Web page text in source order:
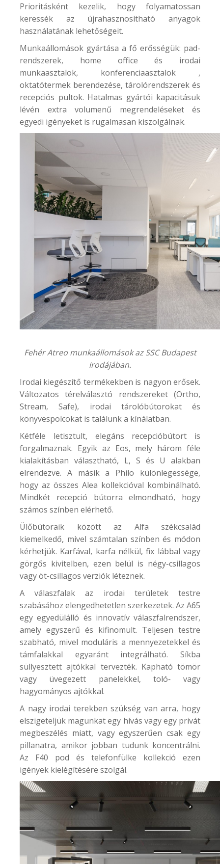
Prioritásként kezelik, hogy folyamatossan
keressék az újrahasznosítható anyagok
használatának lehetőségeit.
Munkaállomások gyártása a fő erősségük: pad-
rendszerek, home office és irodai
munkaasztalok, konferenciaasztalok ,
oktatótermek berendezése, tárolórendszerek és
recepciós pultok. Hatalmas gyártói kapacitásuk
lévén extra volumenű megrendeléseket és
egyedi igényeket is rugalmasan kiszolgálnak.
Fehér Atreo munkaállomások az SSC Budapest
irodájában.
Irodai kiegészítő termékekben is nagyon erősek.
Változatos térelválasztó rendszereket (Ortho,
Stream, Safe), irodai tárolóbútorokat és
könyvespolcokat is találunk a kínálatban.
Kétféle letisztult, elegáns recepcióbútort is
forgalmaznak. Egyik az Eos, mely három féle
kialakításban választható, L, S és U alakban
elrendezve. A másik a Philo különlegessége,
hogy az összes Alea kollekcióval kombinálható.
Mindkét recepció bútorra elmondható, hogy
számos színben elérhető.
Ülőbútoraik között az Alfa székcsalád
kiemelkedő, mivel számtalan színben és módon
kérhetjük. Karfával, karfa nélkül, fix lábbal vagy
görgős kivitelben, ezen belül is négy-csillagos
vagy öt-csillagos verziók léteznek.
A válaszfalak az irodai területek testre
szabásához elengedhetetlen szerkezetek. Az A65
egy egyedülálló és innovatív válaszfalrendszer,
amely egyszerű és kifinomult. Teljesen testre
szabható, mivel moduláris a mennyezetekkel és
támfalakkal egyaránt integrálható. Síkba
süllyesztett ajtókkal tervezték. Kapható tömör
vagy üvegezett panelekkel, toló- vagy
hagyományos ajtókkal.
A nagy irodai terekben szükség van arra, hogy
elszigeteljük magunkat egy hívás vagy egy privát
megbeszélés miatt, vagy egyszerűen csak egy
pillanatra, amikor jobban tudunk koncentrálni.
Az F40 pod és telefonfülke kollekció ezen
igények kielégítésére szolgál.